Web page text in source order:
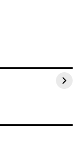
o carnaval